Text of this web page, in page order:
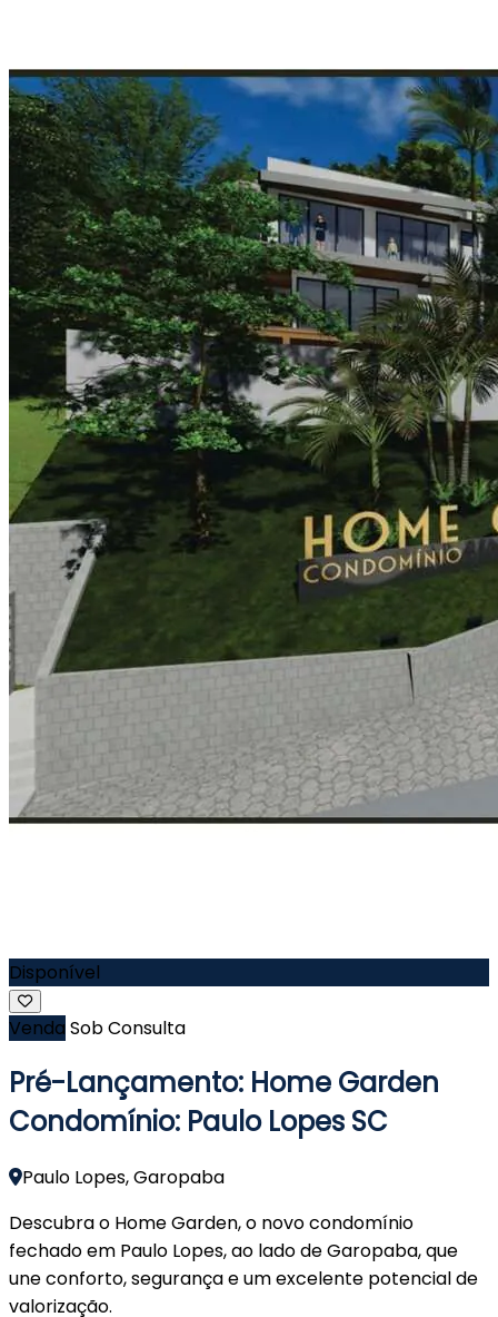
Disponível
Venda Sob Consulta
Pré-Lançamento: Home Garden
Condomínio: Paulo Lopes SC
Paulo Lopes, Garopaba
Descubra o Home Garden, o novo condomínio
fechado em Paulo Lopes, ao lado de Garopaba, que
une conforto, segurança e um excelente potencial de
valorização.